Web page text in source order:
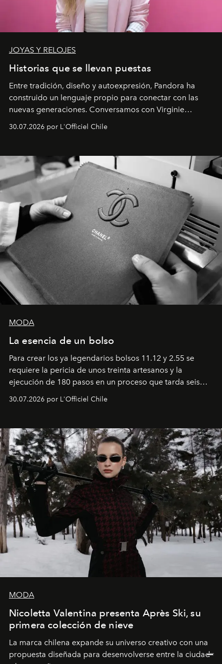
JOYAS Y RELOJES
Historias que se llevan puestas
Entre tradición, diseño y autoexpresión, Pandora ha
construido un lenguaje propio para conectar con las
nuevas generaciones. Conversamos con Virginie
Latinoamérica, sobre identidad, cultura y el valor
30.07.2026 por L'Officiel Chile
MODA
La esencia de un bolso
Para crear los ya legendarios bolsos 11.12 y 2.55 se
requiere la pericia de unos treinta artesanos y la
ejecución de 180 pasos en un proceso que tarda seis
que se enseña solamente en la escuela de formación de
30.07.2026 por L'Officiel Chile
MODA
Nicoletta Valentina presenta Après Ski, su
primera colección de nieve
La marca chilena expande su universo creativo con una
propuesta diseñada para desenvolverse entre la ciudad